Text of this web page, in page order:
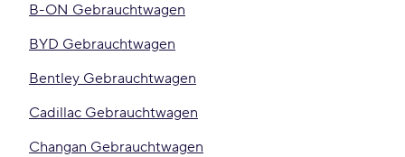
B-ON Gebrauchtwagen
BYD Gebrauchtwagen
Bentley Gebrauchtwagen
Cadillac Gebrauchtwagen
Changan Gebrauchtwagen